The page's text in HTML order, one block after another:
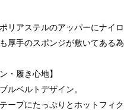
リアステルのアッパーにナイ
厚手のスポンジが敷いてある
・履き心地】
ルベルトデザイン。
ープにたっぷりとホットフィ